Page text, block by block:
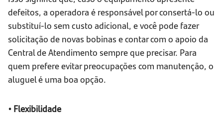
defeitos, a operadora é responsável por consertá-lo ou
substituí-lo sem custo adicional, e você pode fazer
solicitação de novas bobinas e contar com o apoio da
Central de Atendimento sempre que precisar. Para
quem prefere evitar preocupações com manutenção, o
aluguel é uma boa opção.
• Flexibilidade